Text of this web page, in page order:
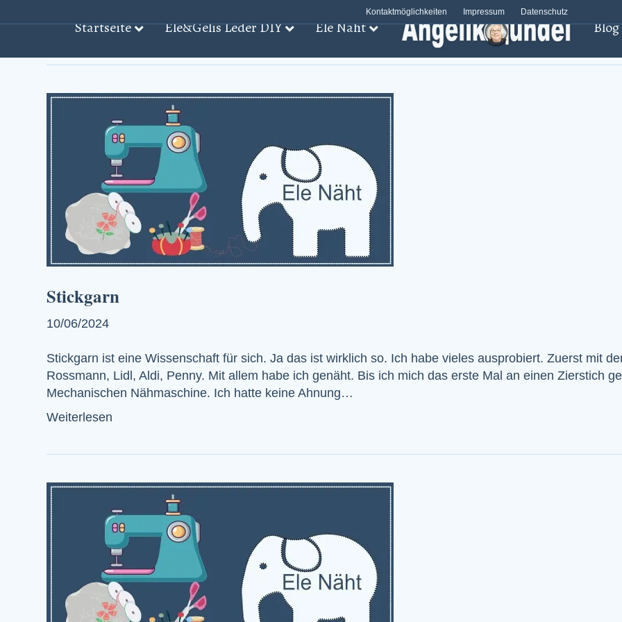
Kontaktmöglichkeiten Impressum Datenschutz
Startseite Ele&Gelis Leder DIY Ele Näht Blog
Stickgarn
10/06/2024
Stickgarn ist eine Wissenschaft für sich. Ja das ist wirklich so. Ich habe vieles ausprobiert. Zuerst mit
Rossmann, Lidl, Aldi, Penny. Mit allem habe ich genäht. Bis ich mich das erste Mal an einen Zierstich
Mechanischen Nähmaschine. Ich hatte keine Ahnung…
Weiterlesen